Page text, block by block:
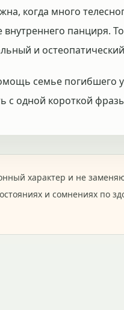
когда много
панциря.
и
семье погибшего
одной короткой фразы
характер и не
и сомнениях по